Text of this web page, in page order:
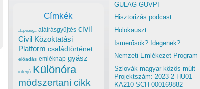
GULAG-GUVPI
Hisztorizás podcast
Holokauszt
Ismerősök? Idegenek?
Nemzeti Emlékezet Program
Szlovák-magyar közös múlt -
Projektszám: 2023-2-HU01-
KA210-SCH-000169882
Címkék
alapvizsga aláírásgyűjtés civil
Civil Közoktatási
Platform családtörténet
előadás emléknap gyász
interjú Különóra
módszertani cikk